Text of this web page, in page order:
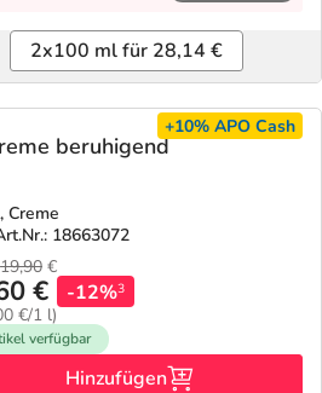
2x100 ml für 28,14 €
beruhigend
+10% APO Cash
Creme
18663072
19,90 €
€
€/1 l)
-12%3
verfügbar
Hinzufügen